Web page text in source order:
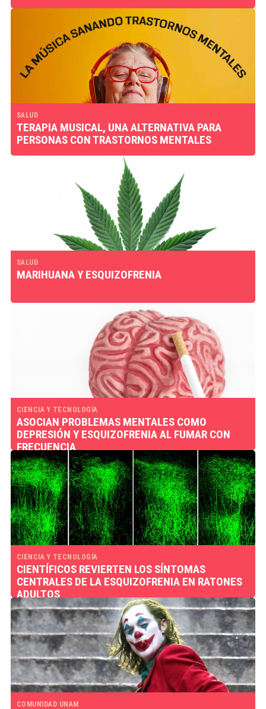
SALUD
TERAPIA MUSICAL, UNA ALTERNATIVA PARA
PERSONAS CON TRASTORNOS MENTALES
SALUD
MARIHUANA Y ESQUIZOFRENIA
CIENCIA Y TECNOLOGÍA
ASOCIAN PROBLEMAS MENTALES COMO
DEPRESIÓN Y ESQUIZOFRENIA AL FUMAR CON
FRECUENCIA
CIENCIA Y TECNOLOGÍA
CIENTÍFICOS REVIERTEN LOS SÍNTOMAS
CENTRALES DE LA ESQUIZOFRENIA EN RATONES
ADULTOS
COMUNIDAD UNAM